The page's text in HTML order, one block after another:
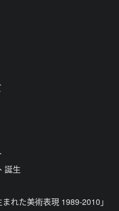
誕生
れた美術表現 1989-2010」